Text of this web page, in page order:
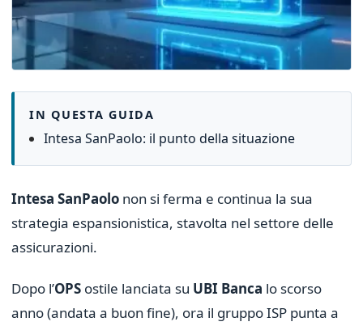
IN QUESTA GUIDA
Intesa SanPaolo: il punto della situazione
Intesa SanPaolo non si ferma e continua la sua
strategia espansionistica, stavolta nel settore delle
assicurazioni.
Dopo l’OPS ostile lanciata su UBI Banca lo scorso
anno (andata a buon fine), ora il gruppo ISP punta a